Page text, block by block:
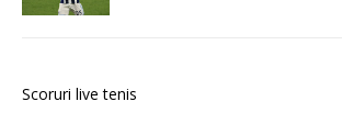
Scoruri live tenis